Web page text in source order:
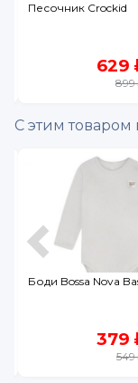
Песочник Crockid
629
899
С этим товаром
Боди Bossa Nova
379
549